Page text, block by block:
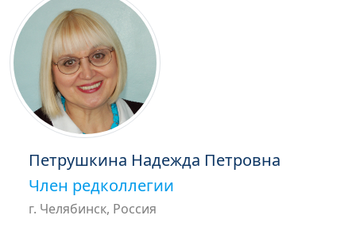
Петрушкина Надежда Петровна
Член редколлегии
г. Челябинск, Россия